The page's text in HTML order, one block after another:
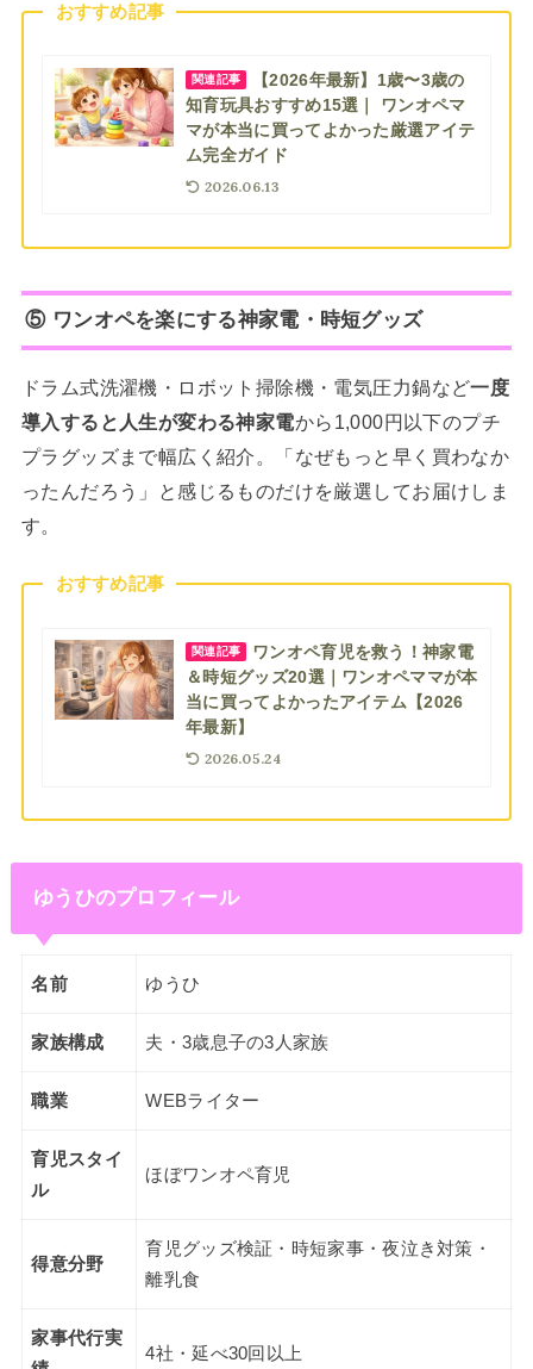
おすすめ記事
関連記事
【2026年最新】1歳〜3歳の
知育玩具おすすめ15選｜ ワンオペマ
マが本当に買ってよかった厳選アイテ
ム完全ガイド
2026.06.13
⑤ ワンオペを楽にする神家電・時短グッズ
ドラム式洗濯機・ロボット掃除機・電気圧力鍋など一度
導入すると人生が変わる神家電から1,000円以下のプチ
プラグッズまで幅広く紹介。「なぜもっと早く買わなか
ったんだろう」と感じるものだけを厳選してお届けしま
す。
おすすめ記事
関連記事
ワンオペ育児を救う！神家電
＆時短グッズ20選｜ワンオペママが本
当に買ってよかったアイテム【2026
年最新】
2026.05.24
ゆうひのプロフィール
名前 ゆうひ
家族構成 夫・3歳息子の3人家族
職業 WEBライター
育児スタイ
ル
ほぼワンオペ育児
得意分野
育児グッズ検証・時短家事・夜泣き対策・
離乳食
家事代行実
4社・延べ30回以上